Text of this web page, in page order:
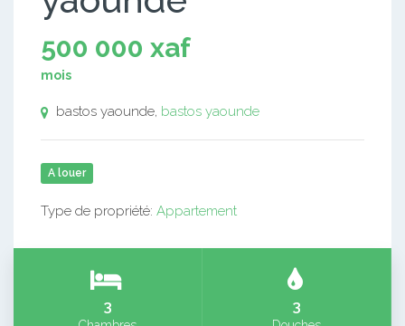
500 000 xaf
mois
bastos yaounde, bastos yaounde
A louer
Type de propriété: Appartement
3 3